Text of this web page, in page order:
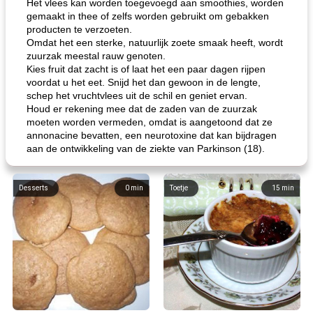
Het vlees kan worden toegevoegd aan smoothies, worden
gemaakt in thee of zelfs worden gebruikt om gebakken
producten te verzoeten.
Omdat het een sterke, natuurlijk zoete smaak heeft, wordt
zuurzak meestal rauw genoten.
Kies fruit dat zacht is of laat het een paar dagen rijpen
voordat u het eet. Snijd het dan gewoon in de lengte,
schep het vruchtvlees uit de schil en geniet ervan.
Houd er rekening mee dat de zaden van de zuurzak
moeten worden vermeden, omdat is aangetoond dat ze
annonacine bevatten, een neurotoxine dat kan bijdragen
aan de ontwikkeling van de ziekte van Parkinson (18).
0 min
Desserts 15 min
Toetje